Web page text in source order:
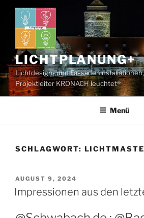
Zum
springen
LICHTPLANUNG+
Lichtdesign- und
Projektleiter KRONACH leuchtet®
Menü
SCHLAGWORT:
VERÖFFENTLICHT
AM
AUGUST 9, 2024
Impressionen aus den